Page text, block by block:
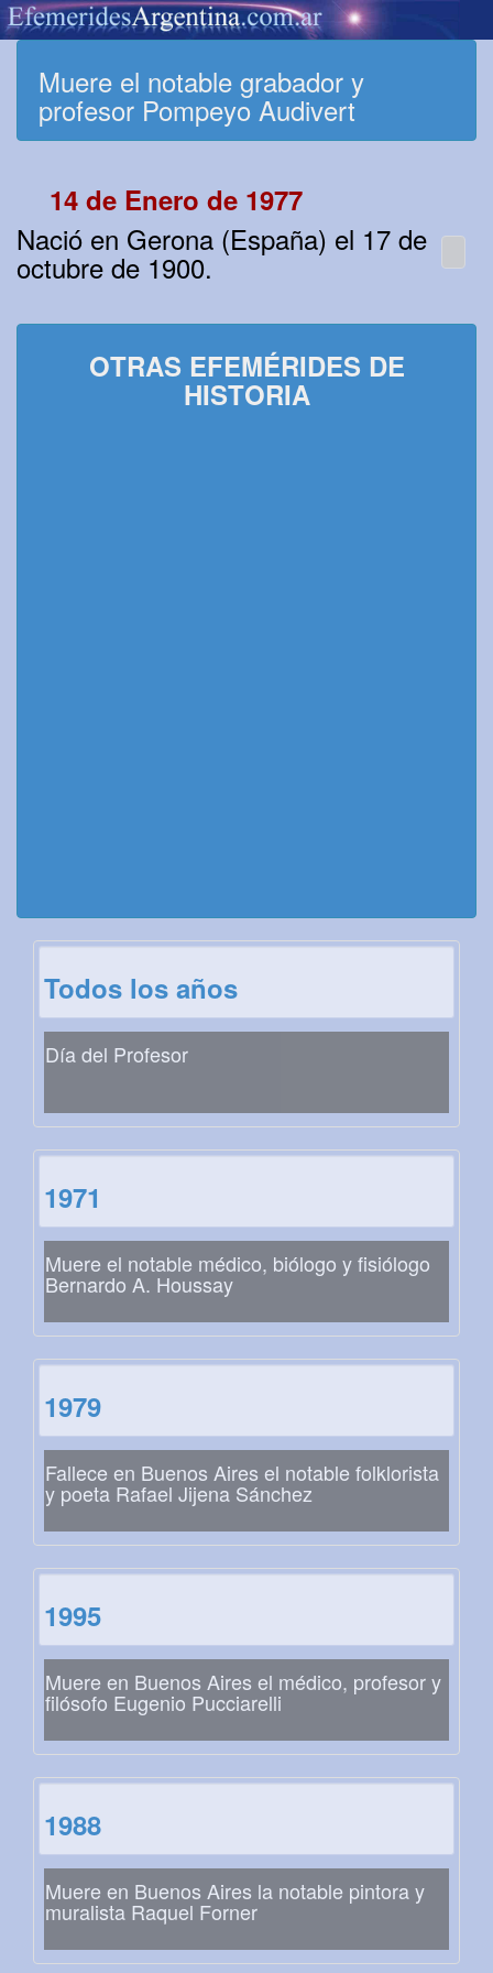
Muere el notable grabador y
profesor Pompeyo Audivert
14 de Enero de 1977
Nació en Gerona (España) el 17 de
octubre de 1900.
OTRAS EFEMÉRIDES DE
HISTORIA
Todos los años
Día del Profesor
1971
Muere el notable médico, biólogo y fisiólogo
Bernardo A. Houssay
1979
Fallece en Buenos Aires el notable folklorista
y poeta Rafael Jijena Sánchez
1995
Muere en Buenos Aires el médico, profesor y
filósofo Eugenio Pucciarelli
1988
Muere en Buenos Aires la notable pintora y
muralista Raquel Forner